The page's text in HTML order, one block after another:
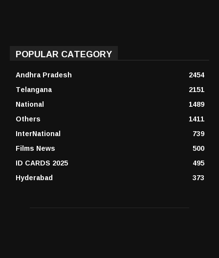
POPULAR CATEGORY
Andhra Pradesh
2454
Telangana
2151
National
1489
Others
1411
InterNational
739
Films News
500
ID CARDS 2025
495
Hyderabad
373